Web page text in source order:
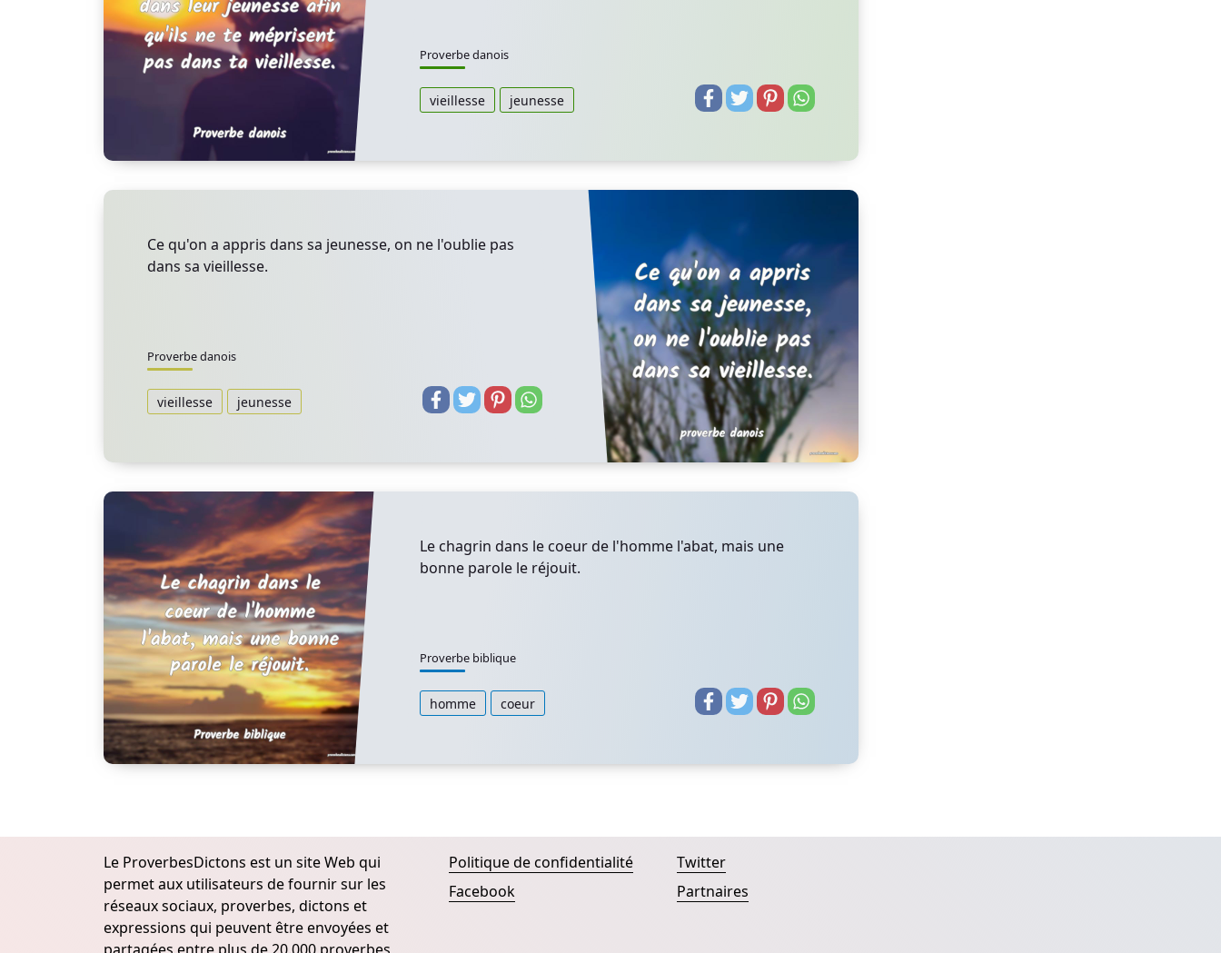
Proverbe danois
vieillesse jeunesse
Ce qu'on a appris dans sa jeunesse, on ne l'oublie pas
dans sa vieillesse.
Proverbe danois
vieillesse jeunesse
Le chagrin dans le coeur de l'homme l'abat, mais une
bonne parole le réjouit.
Proverbe biblique
homme coeur
Le ProverbesDictons est un site Web qui
permet aux utilisateurs de fournir sur les
réseaux sociaux, proverbes, dictons et
expressions qui peuvent être envoyées et
Politique de confidentialité
Facebook
Twitter
Partnaires